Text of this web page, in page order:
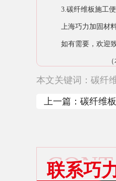
3.碳纤维板施工
上海巧力加固材
如有需要，欢迎
本文关键词： 碳纤
上一篇： 碳纤维
联系巧